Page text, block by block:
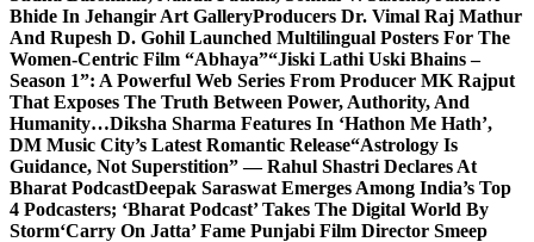
Bhide In Jehangir Art GalleryProducers Dr. Vimal Raj Mathur
And Rupesh D. Gohil Launched Multilingual Posters For The
Women-Centric Film “Abhaya”“Jiski Lathi Uski Bhains –
Season 1”: A Powerful Web Series From Producer MK Rajput
That Exposes The Truth Between Power, Authority, And
Humanity…Diksha Sharma Features In ‘Hathon Me Hath’,
DM Music City’s Latest Romantic Release“Astrology Is
Guidance, Not Superstition” — Rahul Shastri Declares At
Bharat PodcastDeepak Saraswat Emerges Among India’s Top
4 Podcasters; ‘Bharat Podcast’ Takes The Digital World By
Storm‘Carry On Jatta’ Fame Punjabi Film Director Smeep